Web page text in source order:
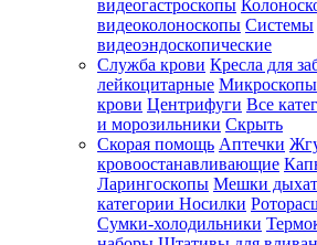
видеогастроскопы
видеоколоноскопы Системы
видеоэндоскопические
Служба крови Кресла для
лейкоцитарные Микроскопы
крови Центрифуги Все
и морозильники Скрыть
Скорая помощь Аптечки
кровоостанавливающие
Ларингоскопы Мешки
категории Носилки
Сумки-холодильники